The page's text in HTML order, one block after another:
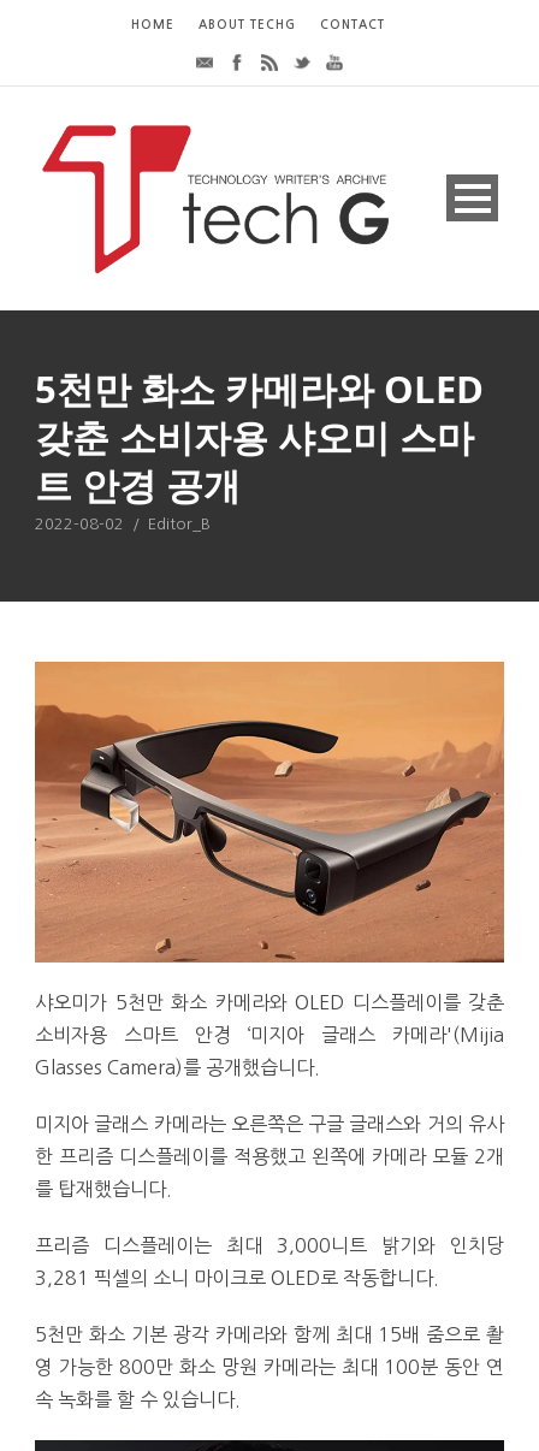
HOME ABOUT TECHG CONTACT
5천만 화소 카메라와 OLED
갖춘 소비자용 샤오미 스마
트 안경 공개
2022-08-02 / Editor_B
샤오미가 5천만 화소 카메라와 OLED 디스플레이를 갖춘
소비자용 스마트 안경 ‘미지아 글래스 카메라'(Mijia
Glasses Camera)를 공개했습니다.
미지아 글래스 카메라는 오른쪽은 구글 글래스와 거의 유사
한 프리즘 디스플레이를 적용했고 왼쪽에 카메라 모듈 2개
를 탑재했습니다.
프리즘 디스플레이는 최대 3,000니트 밝기와 인치당
3,281 픽셀의 소니 마이크로 OLED로 작동합니다.
5천만 화소 기본 광각 카메라와 함께 최대 15배 줌으로 촬
영 가능한 800만 화소 망원 카메라는 최대 100분 동안 연
속 녹화를 할 수 있습니다.